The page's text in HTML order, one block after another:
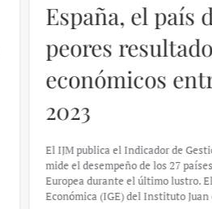
España, el país
peores
económicos
2023
El IJM publica el Indicador de
mide el desempeño de los 27
Europea durante el último lustro.
Económica (IGE) del Instituto